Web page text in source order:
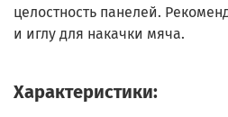
целостность панелей.
и иглу для накачки мяча.
Характеристики: